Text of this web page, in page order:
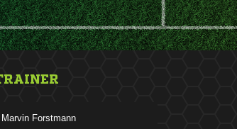
 